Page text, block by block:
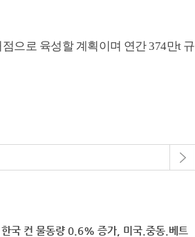
으로 육성할 계획이며 연간 374만t 규
국 컨 물동량 0.6% 증가, 미국.중동.베트